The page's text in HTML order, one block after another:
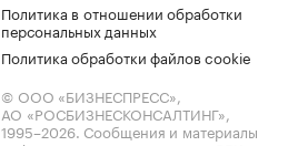
Политика в отношении обработки
персональных данных
Политика обработки файлов cookie
© ООО «БИЗНЕСПРЕСС»,
АО «РОСБИЗНЕСКОНСАЛТИНГ»,
1995–2026. Сообщения и материалы